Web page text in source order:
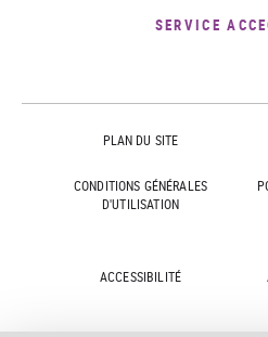
SERVICE
PLAN DU SITE
CONDITIONS GÉNÉRALES
D'UTILISATION
ACCESSIBILITÉ